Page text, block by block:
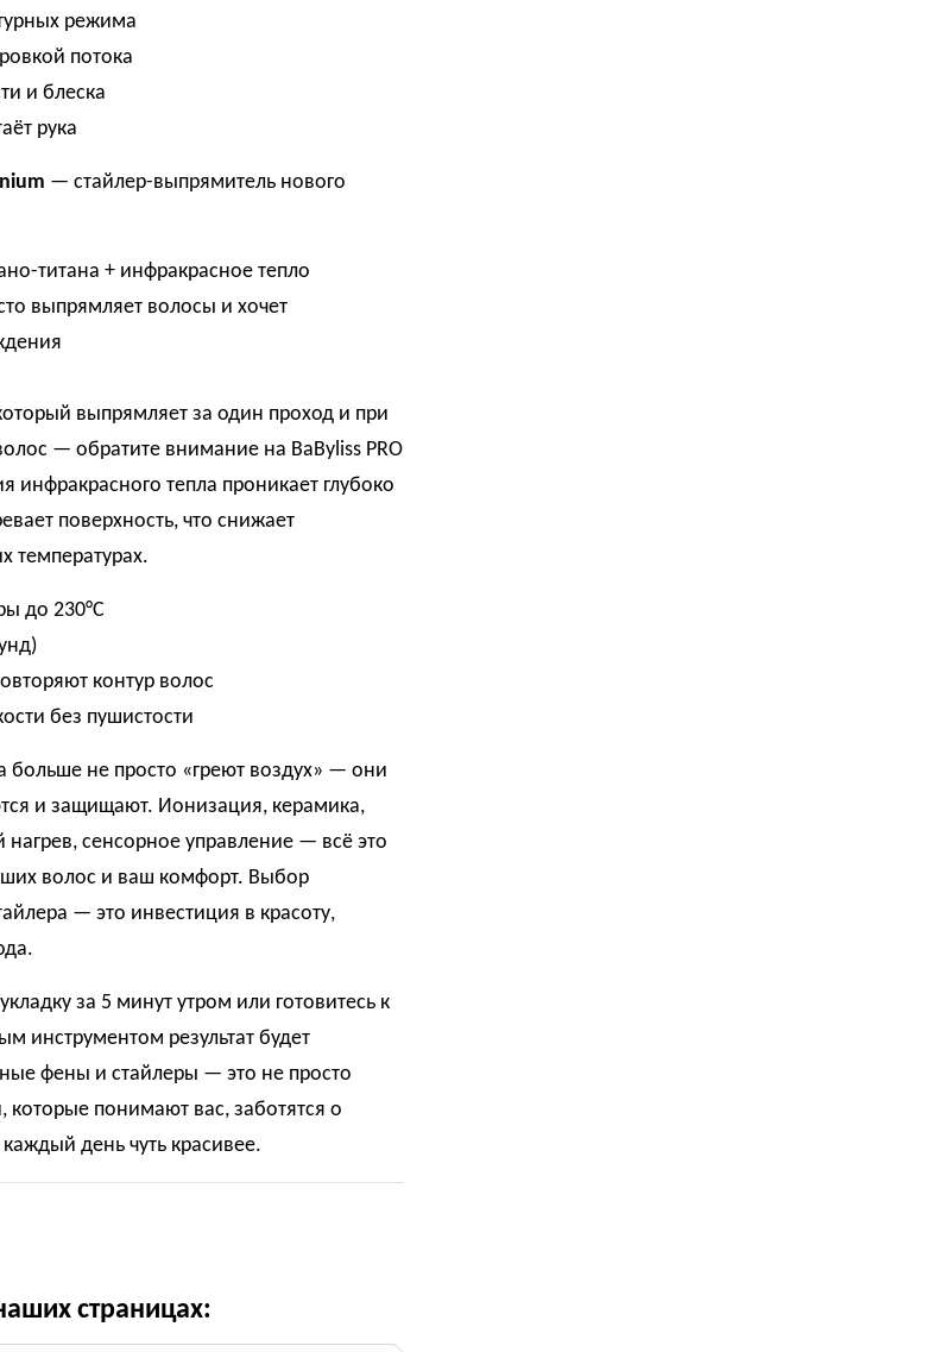
режима
потока
и блеска
рука
— стайлер-выпрямитель нового
титана + инфракрасное тепло
выпрямляет волосы и хочет
выпрямляет за один проход и при
— обратите внимание на BaByliss PRO
инфракрасного тепла проникает глубоко
поверхность, что снижает
температурах.
до 230°C
контур волос
без пушистости
больше не просто «греют воздух» — они
и защищают. Ионизация, керамика,
сенсорное управление — всё это
волос и ваш комфорт. Выбор
— это инвестиция в красоту,
за 5 минут утром или готовитесь к
инструментом результат будет
фены и стайлеры — это не просто
которые понимают вас, заботятся о
день чуть красивее.
страницах: